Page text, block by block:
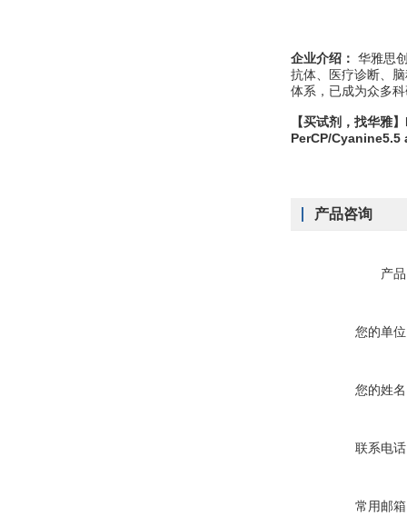
企业介绍： 华雅思
抗体、医疗诊断、
体系，已成为众多
【买试剂，找华
PerCP/Cyanine5.5
产品咨询
产
您的单
您的姓
联系电
常用邮